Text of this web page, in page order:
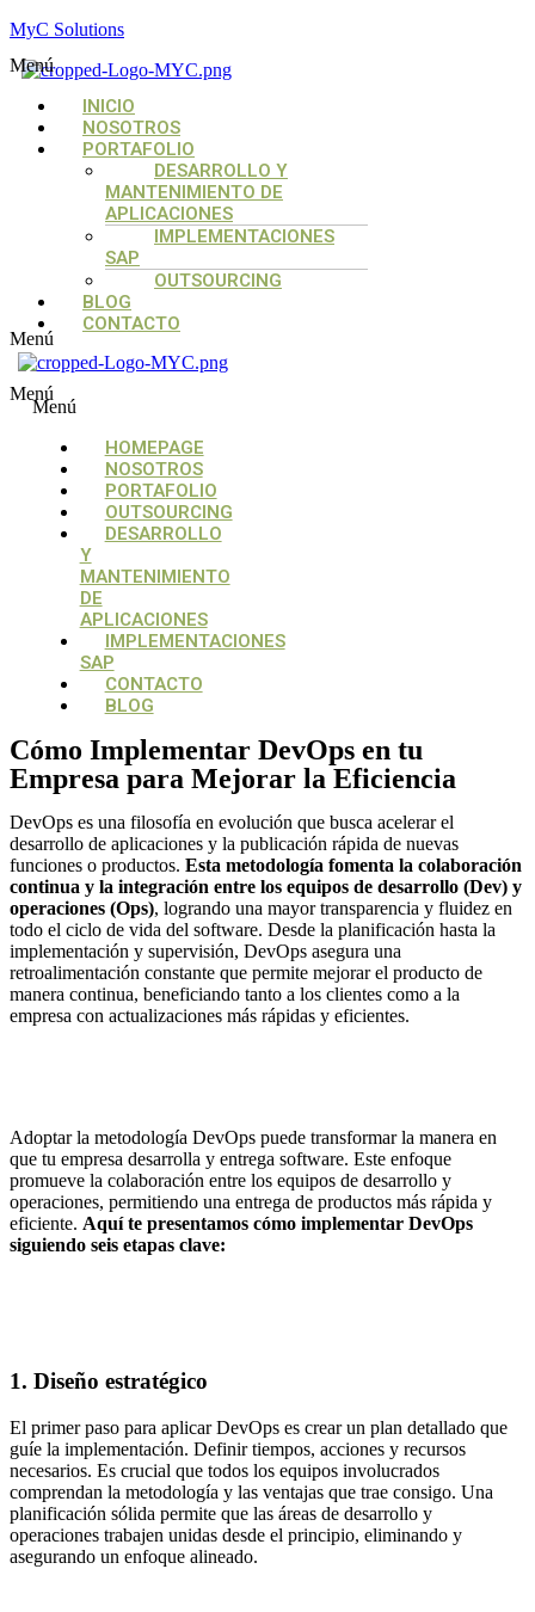
MyC Solutions
Menú
INICIO
NOSOTROS
PORTAFOLIO
DESARROLLO Y
MANTENIMIENTO DE
APLICACIONES
IMPLEMENTACIONES
SAP
OUTSOURCING
BLOG
CONTACTO
Menú
Menú
Menú
HOMEPAGE
NOSOTROS
PORTAFOLIO
OUTSOURCING
DESARROLLO
Y
MANTENIMIENTO
DE
APLICACIONES
IMPLEMENTACIONES
SAP
CONTACTO
BLOG
Cómo Implementar DevOps en tu
Empresa para Mejorar la Eficiencia
DevOps es una filosofía en evolución que busca acelerar el
desarrollo de aplicaciones y la publicación rápida de nuevas
funciones o productos. Esta metodología fomenta la colaboración
continua y la integración entre los equipos de desarrollo (Dev) y
operaciones (Ops), logrando una mayor transparencia y fluidez en
todo el ciclo de vida del software. Desde la planificación hasta la
implementación y supervisión, DevOps asegura una
retroalimentación constante que permite mejorar el producto de
manera continua, beneficiando tanto a los clientes como a la
empresa con actualizaciones más rápidas y eficientes.
Adoptar la metodología DevOps puede transformar la manera en
que tu empresa desarrolla y entrega software. Este enfoque
promueve la colaboración entre los equipos de desarrollo y
operaciones, permitiendo una entrega de productos más rápida y
eficiente. Aquí te presentamos cómo implementar DevOps
siguiendo seis etapas clave:
1. Diseño estratégico
El primer paso para aplicar DevOps es crear un plan detallado que
guíe la implementación. Definir tiempos, acciones y recursos
necesarios. Es crucial que todos los equipos involucrados
comprendan la metodología y las ventajas que trae consigo. Una
planificación sólida permite que las áreas de desarrollo y
operaciones trabajen unidas desde el principio, eliminando y
asegurando un enfoque alineado.